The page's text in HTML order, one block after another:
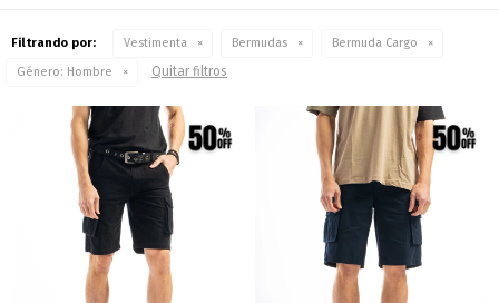
Filtrando por: Vestimenta Bermudas
Bermuda Cargo
Género: Hombre Quitar filtros